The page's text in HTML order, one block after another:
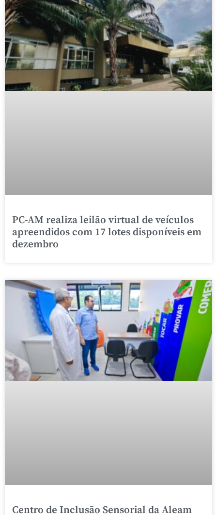
PC-AM realiza leilão virtual de veículos
apreendidos com 17 lotes disponíveis em
dezembro
Centro de Inclusão Sensorial da Aleam